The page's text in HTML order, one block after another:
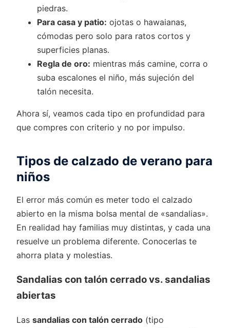
piedras.
Para casa y patio: ojotas o hawaianas,
cómodas pero solo para ratos cortos y
superficies planas.
Regla de oro: mientras más camine, corra o
suba escalones el niño, más sujeción del
talón necesita.
Ahora sí, veamos cada tipo en profundidad para
que compres con criterio y no por impulso.
Tipos de calzado de verano para
niños
El error más común es meter todo el calzado
abierto en la misma bolsa mental de «sandalias».
En realidad hay familias muy distintas, y cada una
resuelve un problema diferente. Conocerlas te
ahorra plata y molestias.
Sandalias con talón cerrado vs. sandalias
abiertas
Las sandalias con talón cerrado (tipo